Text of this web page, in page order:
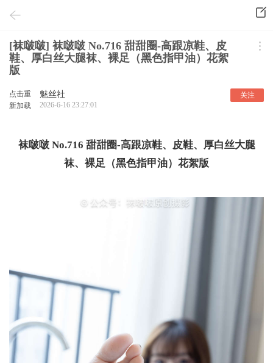
[袜啵啵] 袜啵啵 No.716 甜甜圈-高跟凉鞋、皮
鞋、厚白丝大腿袜、裸足（黑色指甲油）花絮
版
点击重
新加载
魅丝社
2026-6-16 23:27:01
关注
袜啵啵 No.716 甜甜圈-高跟凉鞋、皮鞋、厚白丝大腿
袜、裸足（黑色指甲油）花絮版